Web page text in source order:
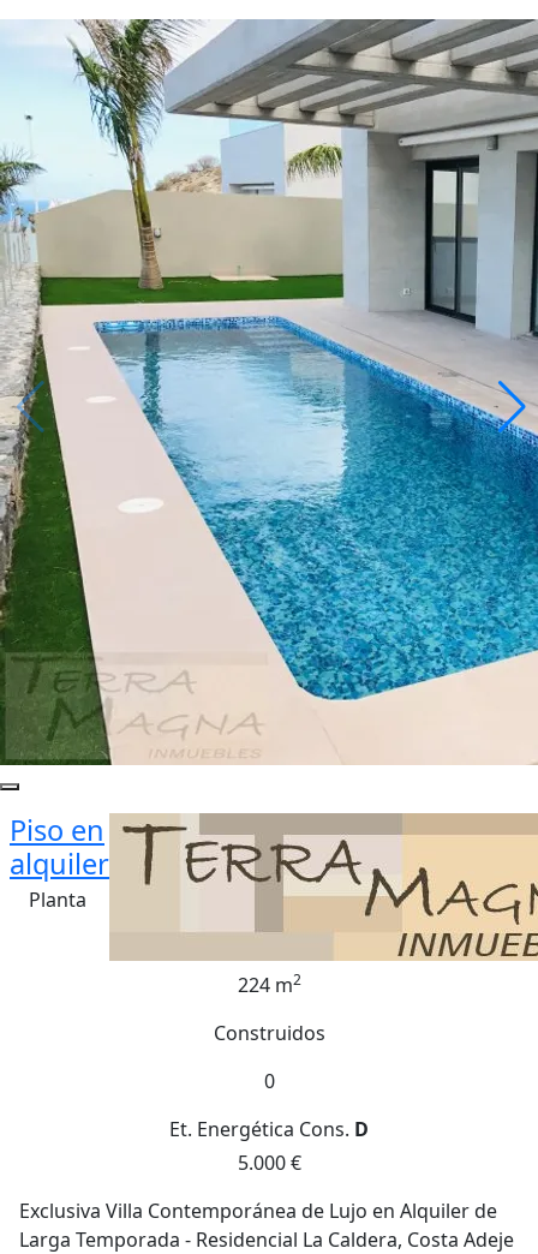
Piso en
alquiler
Planta
224 m2
Construidos
0
Et. Energética Cons. D
5.000 €
Exclusiva Villa Contemporánea de Lujo en Alquiler de
Larga Temporada - Residencial La Caldera, Costa Adeje